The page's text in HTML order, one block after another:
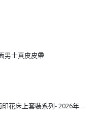
男士真皮皮帶
[A608104]Naturall 雙面印花床上套裝系列- 2026年秋季新款